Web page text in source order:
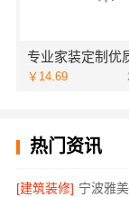
￥14.69
热门资讯
[建筑装修] 宁波雅